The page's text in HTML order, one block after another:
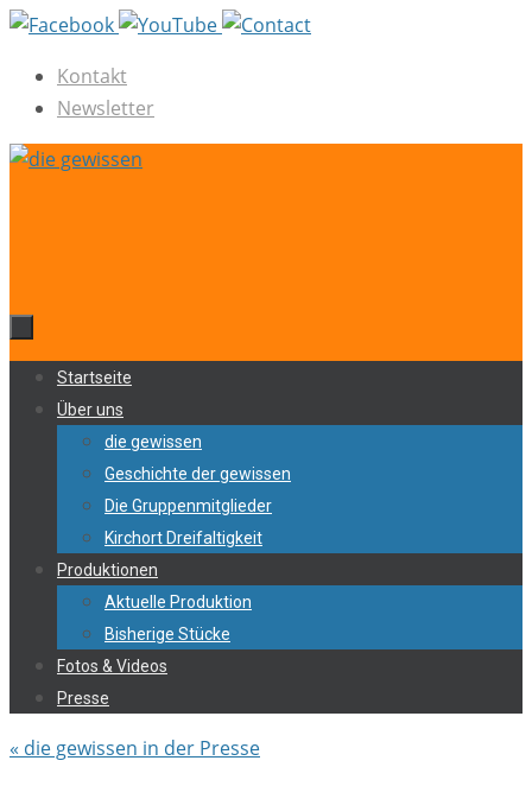
Zum
springenKontakt
Newsletter
Zum
Inhalt
springen
Startseite
Über uns
die gewissen
Geschichte der gewissen
Die Gruppenmitglieder
Kirchort Dreifaltigkeit
Produktionen
Aktuelle Produktion
Bisherige Stücke
Fotos & Videos
Presse
« die gewissen in der Presse